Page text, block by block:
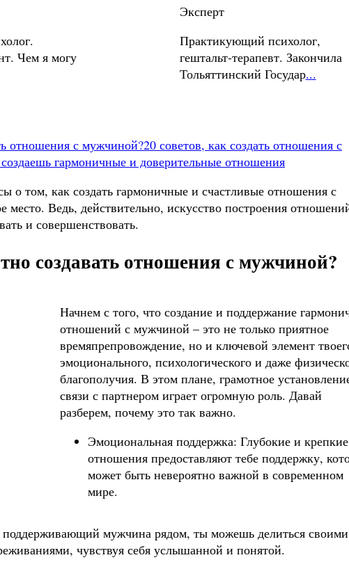
Чем я могу
Эксперт
Практикующий психолог,
гештальт-терапевт. Закончила
Тольяттинский Государ...
отношения с мужчиной?20 советов, как создать отношения с
гармоничные и доверительные отношения
о том, как создать гармоничные и счастливые отношения с
Ведь, действительно, искусство построения
и совершенствовать.
создавать отношения с мужчиной?
Начнем с того, что создание и поддержание
отношений с мужчиной – это не только приятное
времяпрепровождение, но и ключевой элемент
эмоционального, психологического и даже
благополучия. В этом плане, грамотное
связи с партнером играет огромную роль. Давай
разберем, почему это так важно.
Эмоциональная поддержка: Глубокие и крепкие
отношения предоставляют тебе поддержку,
может быть невероятно важной в современном
мире.
мужчина рядом, ты можешь делиться своими
чувствуя себя услышанной и понятой.